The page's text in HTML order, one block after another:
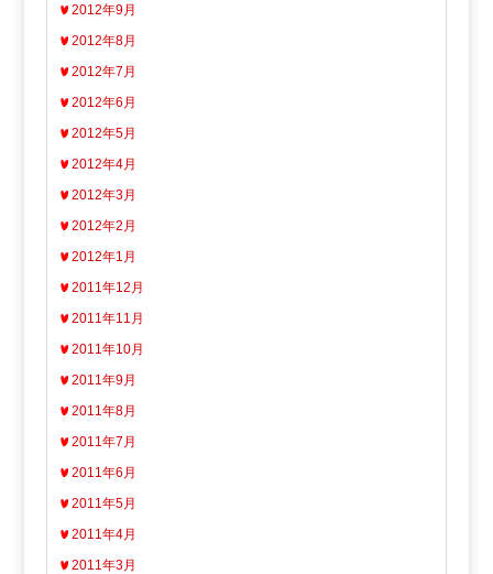
2012年9月
2012年8月
2012年7月
2012年6月
2012年5月
2012年4月
2012年3月
2012年2月
2012年1月
2011年12月
2011年11月
2011年10月
2011年9月
2011年8月
2011年7月
2011年6月
2011年5月
2011年4月
2011年3月